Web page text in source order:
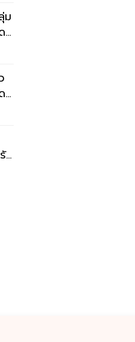
ม
ท
ง